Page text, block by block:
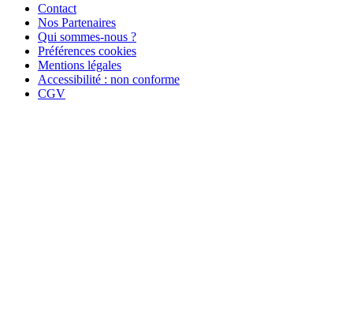
Contact
Nos Partenaires
Qui sommes-nous ?
Préférences cookies
Mentions légales
Accessibilité : non conforme
CGV